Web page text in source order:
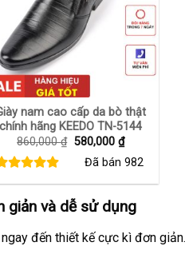
+
nam cao cấp da bò thật
chính hãng KEEDO TN-5144
860,000₫ Giá
580,000 ₫Giá
tại
580,000 ₫.
Đã bán 982
giản và dễ sử dụng
đến thiết kế cực kì đơn